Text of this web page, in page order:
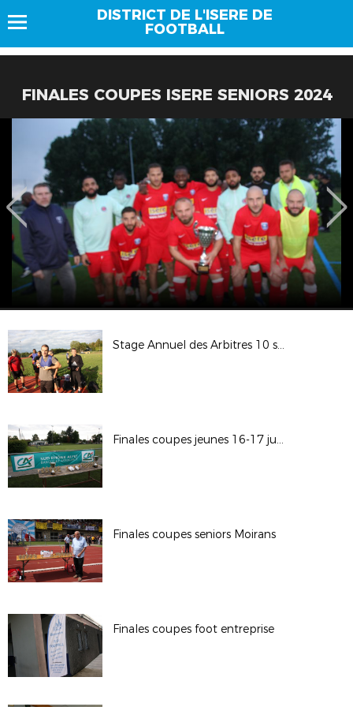
DISTRICT DE L'ISERE DE
FOOTBALL
FINALES COUPES ISERE SENIORS 2024
Stage Annuel des Arbitres 10 septembre 2022
Finales coupes jeunes 16-17 juin
Finales coupes seniors Moirans
Finales coupes foot entreprise